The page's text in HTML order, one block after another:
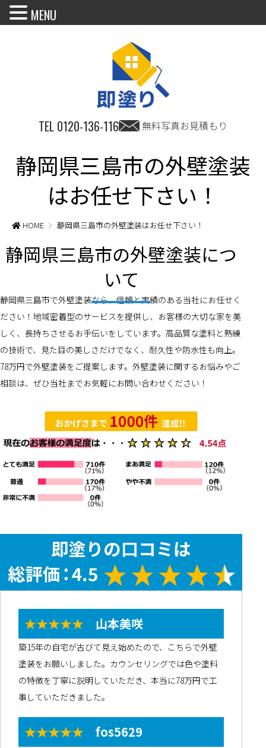
TEL 0120-136-116 無料写真お見積もり
静岡県三島市の外壁塗装
はお任せ下さい！
HOME 静岡県三島市の外壁塗装はお任せ下さい！
静岡県三島市の外壁塗装につ
いて
静岡県三島市で外壁塗装なら、信頼と実績のある当社にお任せく
ださい！地域密着型のサービスを提供し、お客様の大切な家を美
しく、長持ちさせるお手伝いをしています。高品質な塗料と熟練
の技術で、見た目の美しさだけでなく、耐久性や防水性も向上。
78万円で外壁塗装をご提案します。外壁塗装に関するお悩みやご
相談は、ぜひ当社までお気軽にお問い合わせください！
★★★★★ 山本美咲
築15年の自宅が古びて見え始めたので、こちらで外壁
塗装をお願いしました。カウンセリングでは色や塗料
の特徴を丁寧に説明していただき、本当に78万円で工
事していただきました。
★★★★★ fos5629
MENU